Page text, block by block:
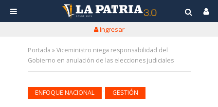
Ingresar
Portada »Viceministro niega responsabilidad del
Gobierno en anulación de las elecciones judiciales
ENFOQUE NACIONAL GESTIÓN